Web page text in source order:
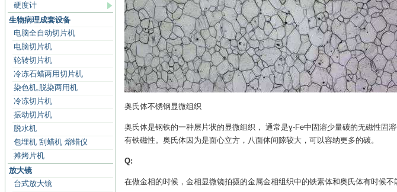
硬度计
生物病理成套设备
电脑全自动切片机
电脑切片机
轮转切片机
冷冻石蜡两用切片机
染色机,脱染两用机
冷冻切片机
振动切片机
脱水机
包埋机 刮蜡机 熔蜡仪
摊烤片机
放大镜
台式放大镜
奥氏体不锈钢显微组织
奥氏体是钢铁的一种层片状的显微组织， 通常是ɣ-Fe中固溶少量碳的无磁性固
有铁磁性。奥氏体因为是面心立方，八面体间隙较大，可以容纳更多的碳。
Q:
在做金相的时候，金相显微镜拍摄的金属金相组织中的铁素体和奥氏体有时候